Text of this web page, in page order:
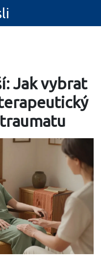
Jak vybrat